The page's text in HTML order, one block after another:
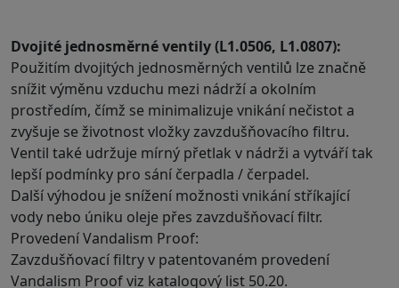
Dvojité jednosměrné ventily (L1.0506, L1.0807):
Použitím dvojitých jednosměrných ventilů lze značně
snížit výměnu vzduchu mezi nádrží a okolním
prostředím, čímž se minimalizuje vnikání nečistot a
zvyšuje se životnost vložky zavzdušňovacího filtru.
Ventil také udržuje mírný přetlak v nádrži a vytváří tak
lepší podmínky pro sání čerpadla / čerpadel.
Další výhodou je snížení možnosti vnikání stříkající
vody nebo úniku oleje přes zavzdušňovací filtr.
Provedení Vandalism Proof:
Zavzdušňovací filtry v patentovaném provedení
Vandalism Proof viz katalogový list 50.20.